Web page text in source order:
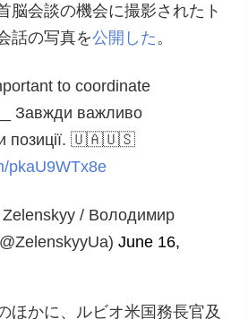
脳会談の機会に撮影されたト
話の写真を公開した 。
to coordinate
Завжди важливо
позиції. 🇺🇦🇺🇸
pkaU9WTx8e
/ Володимир
June 16,
ほかに、ルビオ米国務長官及